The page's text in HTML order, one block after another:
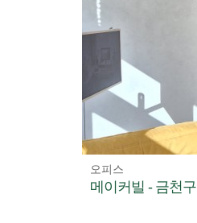
오피스
메이커빌 - 금천구